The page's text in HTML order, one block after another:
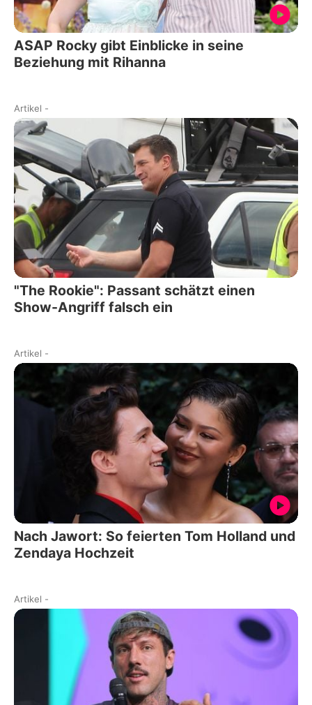
ASAP Rocky gibt Einblicke in seine
Beziehung mit Rihanna
Artikel -
"The Rookie": Passant schätzt einen
Show-Angriff falsch ein
Artikel -
Nach Jawort: So feierten Tom Holland und
Zendaya Hochzeit
Artikel -